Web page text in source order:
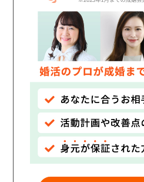
個人情報保護のた
プライバシーマー